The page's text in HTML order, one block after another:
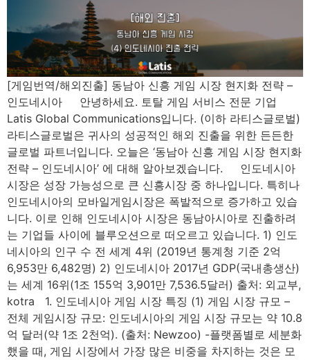
[게임번역/해외진출] 동남아 신흥 게임 시장 현지화 전략 –
인도네시아 안녕하세요. 토탈 게임 서비스 전문 기업
Latis Global Communications입니다. (이하 라티스글로벌)
라티스글로벌은 귀사의 성공적인 해외 진출을 위한 든든한
글로벌 파트너입니다. 오늘은 ‘동남아 신흥 게임 시장 현지화
전략 – 인도네시아’ 에 대해 알아보겠습니다. 인도네시아
시장은 성장 가능성으로 큰 신흥시장 중 하나입니다. 특히나
인도네시아의 모바일게임시장은 폭발적으로 증가하고 있습
니다. 이로 인해 인도네시아 시장은 동남아시아로 진출하려
는 기업들 사이에 블루오션으로 떠오르고 있습니다. ​1) 인도
네시아의 인구 수 전 세계 4위 (2019년 통계청 기준 2억
6,953만 6,482명) 2) 인도네시아 2017년 GDP(국내총생산)
는 세계 16위(1조 155억 3,901만 7,536.5달러) 출처: 외교부,
kotra 1. 인도네시아 게임 시장 특징 (1) 게임 시장 규모 –
전체 게임시장 규모: 인도네시아의 게임 시장 규모는 약 10.8
억 달러(약 1조 2천억). (출처: Newzoo) -플랫폼별로 세분화
했을 때, 게임 시장에서 가장 많은 비중을 차지하는 것은 모